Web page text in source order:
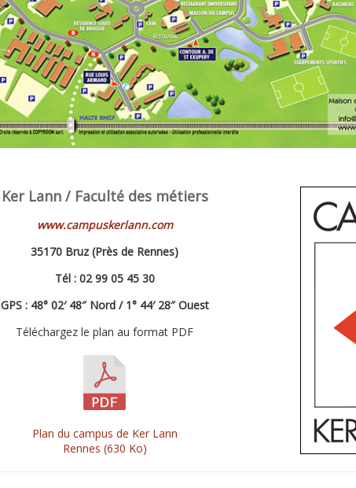
Ker Lann / Faculté des métiers
www.campuskerlann.com
35170 Bruz (Près de Rennes)
Tél : 02 99 05 45 30
GPS : 48° 02′ 48″ Nord / 1° 44′ 28″ Ouest
Téléchargez le plan au format PDF
Plan du campus de Ker Lann
Rennes (630 Ko)